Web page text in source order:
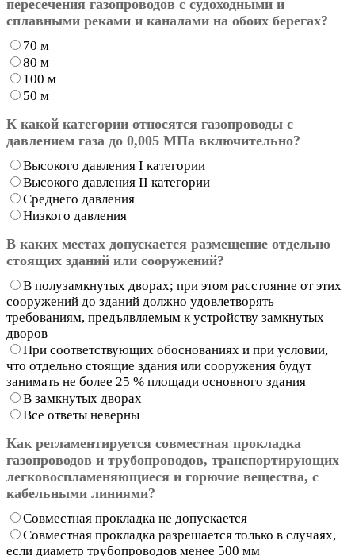
пересечения газопроводов с судоходными и
сплавными реками и каналами на обоих берегах?
70 м
80 м
100 м
50 м
К какой категории относятся газопроводы с
давлением газа до 0,005 МПа включительно?
Высокого давления I категории
Высокого давления II категории
Среднего давления
Низкого давления
В каких местах допускается размещение отдельно
стоящих зданий или сооружений?
В полузамкнутых дворах; при этом расстояние от этих
сооружений до зданий должно удовлетворять
требованиям, предъявляемым к устройству замкнутых
дворов
При соответствующих обоснованиях и при условии,
что отдельно стоящие здания или сооружения будут
занимать не более 25 % площади основного здания
В замкнутых дворах
Все ответы неверны
Как регламентируется совместная прокладка
газопроводов и трубопроводов, транспортирующих
легковоспламеняющиеся и горючие вещества, с
кабельными линиями?
Совместная прокладка не допускается
Совместная прокладка разрешается только в случаях,
если диаметр трубопроводов менее 500 мм